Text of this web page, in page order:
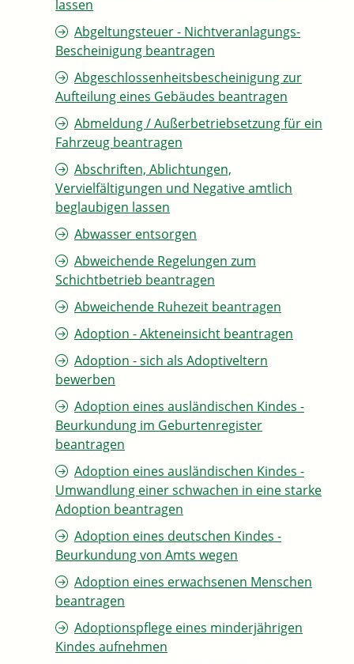
lassen
Abgeltungsteuer - Nichtveranlagungs-
Bescheinigung beantragen
Abgeschlossenheitsbescheinigung zur
Aufteilung eines Gebäudes beantragen
Abmeldung / Außerbetriebsetzung für ein
Fahrzeug beantragen
Abschriften, Ablichtungen,
Vervielfältigungen und Negative amtlich
beglaubigen lassen
Abwasser entsorgen
Abweichende Regelungen zum
Schichtbetrieb beantragen
Abweichende Ruhezeit beantragen
Adoption - Akteneinsicht beantragen
Adoption - sich als Adoptiveltern
bewerben
Adoption eines ausländischen Kindes -
Beurkundung im Geburtenregister
beantragen
Adoption eines ausländischen Kindes -
Umwandlung einer schwachen in eine starke
Adoption beantragen
Adoption eines deutschen Kindes -
Beurkundung von Amts wegen
Adoption eines erwachsenen Menschen
beantragen
Adoptionspflege eines minderjährigen
Kindes aufnehmen